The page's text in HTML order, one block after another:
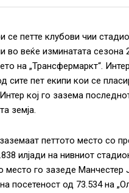
се петте клубови чии
во веќе изминатата сезона
на „Трансфермаркт“.
сите пет екипи кои се
кој го зазема
земја.
петтото место со
илјади на нивниот
место го зазеде Манчестер
посетеност од 73.534 на